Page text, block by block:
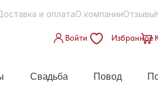
и оплатаО компанииОтзывы
Войти Избранное
Свадьба Повод